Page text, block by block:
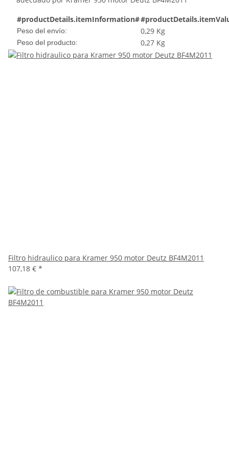
#productDetails.itemInformation#
Peso del envío: 0,29 Kg
Peso del producto: 0,27 Kg
Filtro hidraulico para Kramer 950 motor Deutz BF4M2011
107,18 € *